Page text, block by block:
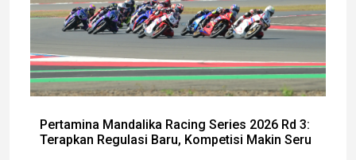
Pertamina Mandalika Racing Series 2026 Rd 3:
Terapkan Regulasi Baru, Kompetisi Makin Seru